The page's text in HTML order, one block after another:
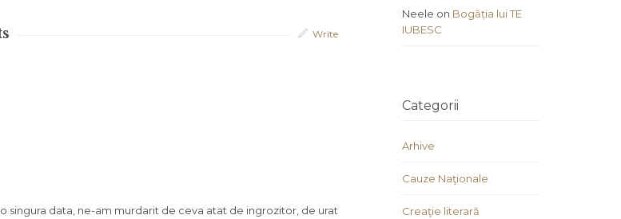
Write
singura data, ne-am murdarit de ceva atat de ingrozitor, de urat
Neele on Bogăția lui TE
IUBESC
Categorii
Arhive
Cauze Naţionale
Creaţie literară